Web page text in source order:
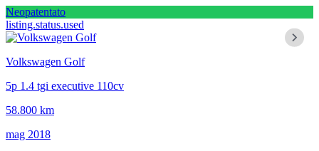
Neopatentato
listing.status.used
Volkswagen Golf
5p 1.4 tgi executive 110cv
58.800 km
mag 2018